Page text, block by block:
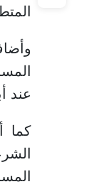
عند
كما